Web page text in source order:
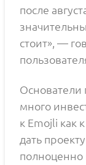
после
стоит», —
Основатели
много
к Emojli как
дать
полноценно